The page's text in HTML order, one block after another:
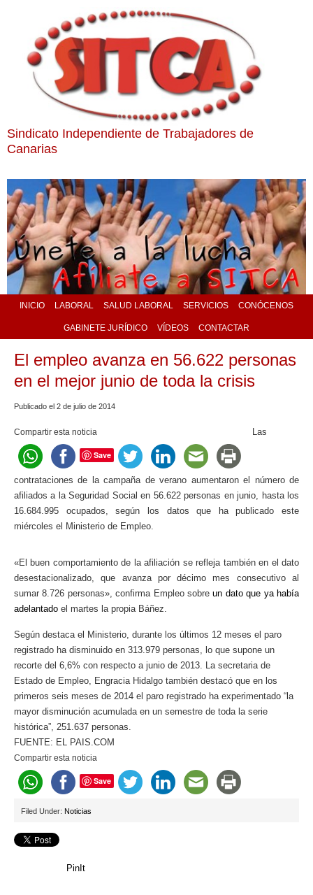
Sindicato Independiente de Trabajadores de
Canarias
INICIO LABORAL SALUD LABORAL SERVICIOS CONÓCENOS
GABINETE JURÍDICO VÍDEOS CONTACTAR
El empleo avanza en 56.622 personas
en el mejor junio de toda la crisis
Publicado el 2 de julio de 2014
Compartir esta noticia
Save
Las
contrataciones de la campaña de verano aumentaron el número de
afiliados a la Seguridad Social en 56.622 personas en junio, hasta los
16.684.995 ocupados, según los datos que ha publicado este
miércoles el Ministerio de Empleo.
«El buen comportamiento de la afiliación se refleja también en el dato
desestacionalizado, que avanza por décimo mes consecutivo al
sumar 8.726 personas», confirma Empleo sobreun dato que ya había
adelantado el martes la propia Báñez.
Según destaca el Ministerio, durante los últimos 12 meses el paro
registrado ha disminuido en 313.979 personas, lo que supone un
recorte del 6,6% con respecto a junio de 2013. La secretaria de
Estado de Empleo, Engracia Hidalgo también destacó que en los
primeros seis meses de 2014 el paro registrado ha experimentado “la
mayor disminución acumulada en un semestre de toda la serie
histórica”, 251.637 personas.
FUENTE: EL PAIS.COM
Compartir esta noticia
Save
Filed Under: Noticias
PinIt